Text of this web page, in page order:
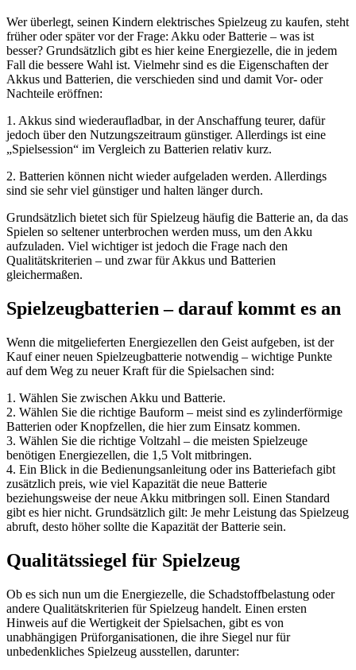
Wer überlegt, seinen Kindern elektrisches Spielzeug zu kaufen, steht
früher oder später vor der Frage: Akku oder Batterie – was ist
besser? Grundsätzlich gibt es hier keine Energiezelle, die in jedem
Fall die bessere Wahl ist. Vielmehr sind es die Eigenschaften der
Akkus und Batterien, die verschieden sind und damit Vor- oder
Nachteile eröffnen:
1. Akkus sind wiederaufladbar, in der Anschaffung teurer, dafür
jedoch über den Nutzungszeitraum günstiger. Allerdings ist eine
„Spielsession“ im Vergleich zu Batterien relativ kurz.
2. Batterien können nicht wieder aufgeladen werden. Allerdings
sind sie sehr viel günstiger und halten länger durch.
Grundsätzlich bietet sich für Spielzeug häufig die Batterie an, da das
Spielen so seltener unterbrochen werden muss, um den Akku
aufzuladen. Viel wichtiger ist jedoch die Frage nach den
Qualitätskriterien – und zwar für Akkus und Batterien
gleichermaßen.
Spielzeugbatterien – darauf kommt es an
Wenn die mitgelieferten Energiezellen den Geist aufgeben, ist der
Kauf einer neuen Spielzeugbatterie notwendig – wichtige Punkte
auf dem Weg zu neuer Kraft für die Spielsachen sind:
1. Wählen Sie zwischen Akku und Batterie.
2. Wählen Sie die richtige Bauform – meist sind es zylinderförmige
Batterien oder Knopfzellen, die hier zum Einsatz kommen.
3. Wählen Sie die richtige Voltzahl – die meisten Spielzeuge
benötigen Energiezellen, die 1,5 Volt mitbringen.
4. Ein Blick in die Bedienungsanleitung oder ins Batteriefach gibt
zusätzlich preis, wie viel Kapazität die neue Batterie
beziehungsweise der neue Akku mitbringen soll. Einen Standard
gibt es hier nicht. Grundsätzlich gilt: Je mehr Leistung das Spielzeug
abruft, desto höher sollte die Kapazität der Batterie sein.
Qualitätssiegel für Spielzeug
Ob es sich nun um die Energiezelle, die Schadstoffbelastung oder
andere Qualitätskriterien für Spielzeug handelt. Einen ersten
Hinweis auf die Wertigkeit der Spielsachen, gibt es von
unabhängigen Prüforganisationen, die ihre Siegel nur für
unbedenkliches Spielzeug ausstellen, darunter: